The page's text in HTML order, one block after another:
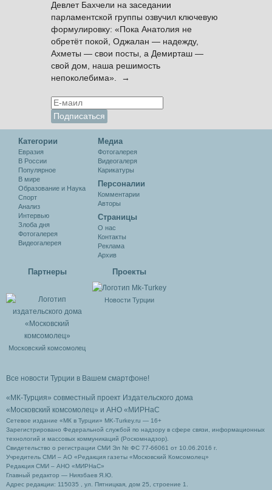
Девлет Бахчели на заседании
парламентской группы озвучил ключевую
формулировку: «Пока Анатолия не
обретёт покой, Оджалан — надежду,
Ахметы — свои посты, а Демирташ —
свой дом, наша решимость
непоколебима». →
Категории
Евразия
В России
Популярное
В мире
Образование и Наука
Спорт
Анализ
Интервью
Злоба дня
Фотогалерея
Видеогалерея
Медиа
Фотогалерея
Видеогалеря
Карикатуры
Персоналии
Комментарии
Авторы
Cтраницы
О нас
Контакты
Реклама
Архив
Партнеры
Московский комсомолец
Проекты
Новости Турции
Все новости Турции в Вашем смартфоне!
«МК-Турция» совместный проект Издательского дома
«Московский комсомолец» и АНО «МИРНаС
Сетевое издание «МК в Турции» MK-Turkey.ru — 16+
Зарегистрировано Федеральной службой по надзору в сфере связи, информационных
технологий и массовых коммуникаций (Роскомнадзор).
Свидетельство о регистрации СМИ Эл № ФС 77-66061 от 10.06.2016 г.
Учредитель СМИ – АО «Редакция газеты «Московский Комсомолец»
Редакция СМИ – АНО «МИРНаС»
Главный редактор — Ниязбаев Я.Ю.
Адрес редакции: 115035 , ул. Пятницкая, дом 25, строение 1.